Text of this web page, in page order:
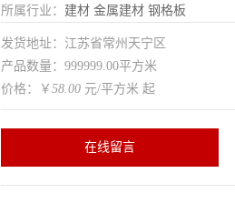
所属行业： 建材 金属建材 钢格板
发货地址：江苏省常州天宁区
产品数量：999999.00平方米
价格：￥ 58.00 元/平方米 起
在线留言